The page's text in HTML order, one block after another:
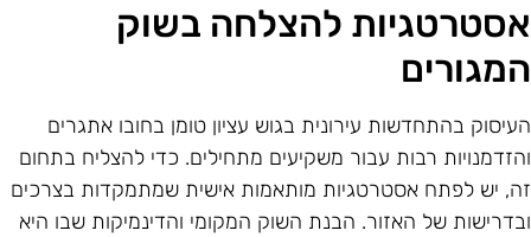
להצלחה בשוק
בהתחדשות עירונית בגוש עציון טומן בחובו אתגרים
רבות עבור משקיעים מתחילים. כדי להצליח בתחום
יש לפתח אסטרטגיות מותאמות אישית שמתמקדות בצרכים
של האזור. הבנת השוק המקומי והדינמיקות שבו היא